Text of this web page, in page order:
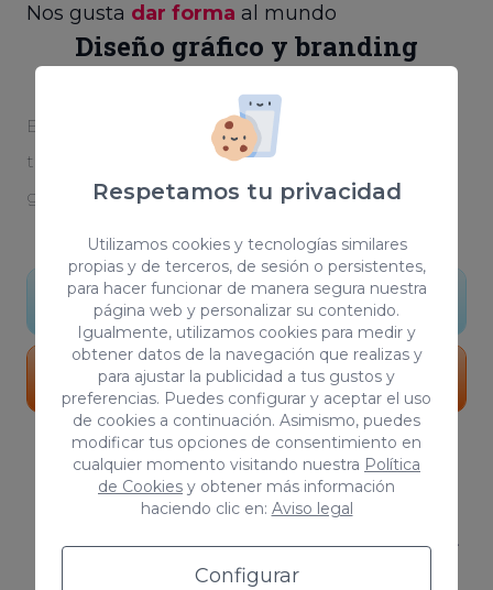
Respetamos tu privacidad
Utilizamos cookies y tecnologías similares
propias y de terceros, de sesión o persistentes,
para hacer funcionar de manera segura nuestra
página web y personalizar su contenido.
Igualmente, utilizamos cookies para medir y
obtener datos de la navegación que realizas y
para ajustar la publicidad a tus gustos y
preferencias. Puedes configurar y aceptar el uso
de cookies a continuación. Asimismo, puedes
modificar tus opciones de consentimiento en
cualquier momento visitando nuestra Política
de Cookies y obtener más información
haciendo clic en: Aviso legal
Configurar
Nos gusta dar forma al mundo
Diseño gráfico y branding
El diseño es la primera piedra para hacer realidad
tu proyecto. Somos una agencia de diseño
gráfico que da forma a tus ideas y sueños.
Conocer más
Portfolio
¿En qué áreas trabaja una agencia
de publicidad?